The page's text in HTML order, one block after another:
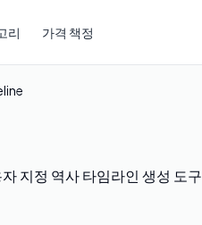
리 가격 책정
지정 역사 타임라인 생성 도구